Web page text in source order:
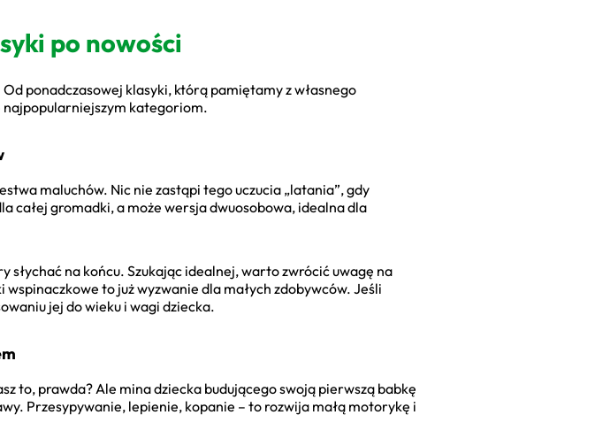
po nowości
ponadczasowej klasyki, którą pamiętamy z własnego
najpopularniejszym kategoriom.
maluchów. Nic nie zastąpi tego uczucia „latania”, gdy
całej gromadki, a może wersja dwuosobowa, idealna dla
słychać na końcu. Szukając idealnej, warto zwrócić uwagę na
to już wyzwanie dla małych zdobywców. Jeśli
jej do wieku i wagi dziecka.
to, prawda? Ale mina dziecka budującego swoją pierwszą babkę
Przesypywanie, lepienie, kopanie – to rozwija małą motorykę i